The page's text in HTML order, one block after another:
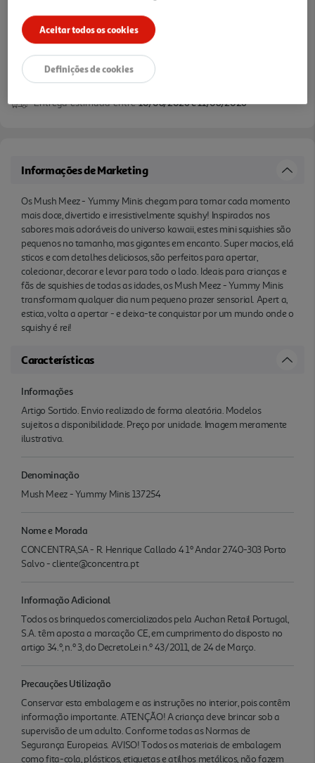
a, estica, volta a apertar - e deixa-te conquistar por
um mundo onde o squishy é rei!
Disponibilidade na loja: Auchan Amadora
Entrega estimada entre10/08/2026 e 11/08/2026
Informações de Marketing
Os Mush Meez - Yummy Minis chegam para tornar cada momento
mais doce, divertido e irresistivelmente squishy! Inspirados nos
sabores mais adoráveis do universo kawaii, estes mini squishies são
pequenos no tamanho, mas gigantes em encanto. Super macios, elá
sticos e com detalhes deliciosos, são perfeitos para apertar,
colecionar, decorar e levar para todo o lado. Ideais para crianças e
fãs de squishies de todas as idades, os Mush Meez - Yummy Minis
transformam qualquer dia num pequeno prazer sensorial. Apert a,
estica, volta a apertar - e deixa-te conquistar por um mundo onde o
squishy é rei!
Características
Informações
Artigo Sortido. Envio realizado de forma aleatória. Modelos
sujeitos a disponibilidade. Preço por unidade. Imagem meramente
ilustrativa.
Denominação
Mush Meez - Yummy Minis 137254
Nome e Morada
CONCENTRA,SA - R. Henrique Callado 4 1º Andar 2740-303 Porto
Salvo - cliente@concentra.pt
Informação Adicional
Todos os brinquedos comercializados pela Auchan Retail Portugal,
S.A. têm aposta a marcação CE, em cumprimento do disposto no
artigo 34.º, n.º 3, do DecretoLei n.º 43/2011, de 24 de Março.
Precauções Utilização
Conservar esta embalagem e as instruções no interior, pois contêm
informação importante. ATENÇÃO! A criança deve brincar sob a
supervisão de um adulto. Conforme todas as Normas de
Segurança Europeias. AVISO! Todos os materiais de embalagem
como fita-cola, plásticos, etiquetas e atilhos metálicos, não fazem
Aceitar todos os cookies
Definições de cookies